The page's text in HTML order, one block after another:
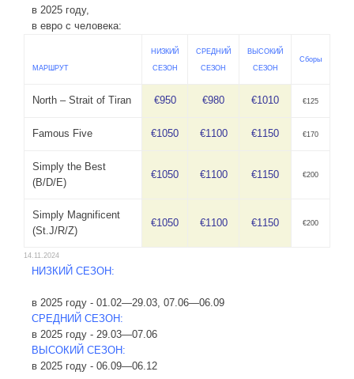
в 2025 году,
в евро с человека:
МАРШРУТ
НИЗКИЙ
СЕЗОН
СРЕДНИЙ
СЕЗОН
ВЫСОКИЙ
СЕЗОН
Сборы
North – Strait of Tiran €950 €980 €1010 €125
Famous Five €1050 €1100 €1150 €170
Simply the Best
(B/D/E)
€1050 €1100 €1150 €200
Simply Magnificent
(St.J/R/Z)
€1050 €1100 €1150 €200
14.11.2024
НИЗКИЙ СЕЗОН:
в 2025 году - 01.02—29.03, 07.06—06.09
СРЕДНИЙ СЕЗОН:
в 2025 году - 29.03—07.06
ВЫСОКИЙ СЕЗОН:
в 2025 году - 06.09—06.12